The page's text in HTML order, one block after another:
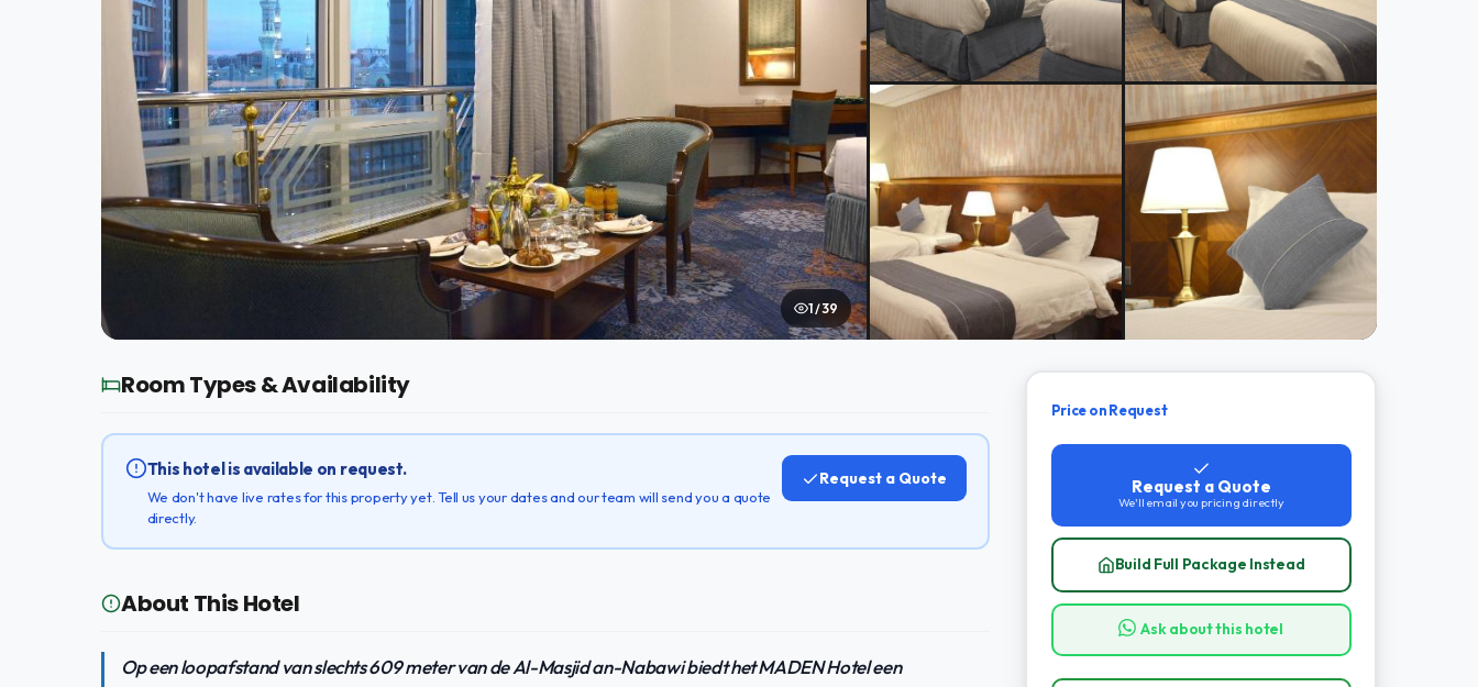
1 / 39
Room Types & Availability
This hotel is available on request.
We don't have live rates for this property yet. Tell us your dates and our team will send you a quote
directly.
Request a Quote
About This Hotel
Op een loopafstand van slechts 609 meter van de Al-Masjid an-Nabawi biedt het MADEN Hotel een
Price on Request
Request a Quote
We'll email you pricing directly
Build Full Package Instead
Ask about this hotel